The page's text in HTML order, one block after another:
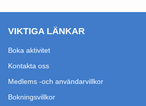
VIKTIGA LÄNKAR
Boka aktivitet
Kontakta oss
Medlems -och användarvillkor
Bokningsvillkor